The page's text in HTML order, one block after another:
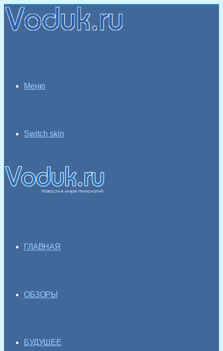
Меню
Switch skin
ГЛАВНАЯ
ОБЗОРЫ
БУДУЩЕЕ